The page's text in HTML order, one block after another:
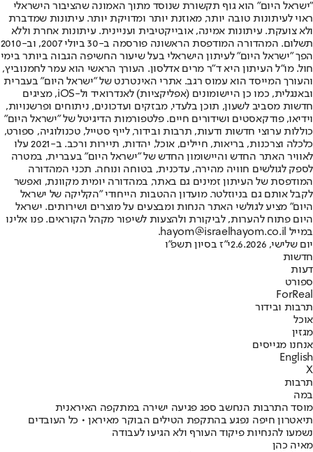
"ישראל היום" הוא גוף תקשורת שנוסד מתוך האמונה שהציבור הישראלי
ראוי לעיתונות טובה יותר, מאוזנת יותר ומדויקת יותר. עיתונות שמדברת
ולא צועקת. עיתונות אמינה, אובייקטיבית ועניינית. עיתונות אחרת וללא
תשלום. המהדורה המודפסת הראשונה פורסמה ב-30 ביולי 2007, וב-2010
הפך "ישראל היום" לעיתון הישראלי בעל שיעור החשיפה הגבוה ביותר בימי
חול. מו"ל העיתון היא ד"ר מרים אדלסון. העורך הראשי הוא עמר לחמנוביץ,
והעורך המייסד הוא עמוס רגב. אתרי האינטרנט של "ישראל היום" בעברית
ובאנגלית, כמו כן היישומונים (אפליקציות) לאנדרואיד ול-iOS, מציגים
חדשות מסביב לשעון, תוכן בלעדי, מבזקים ועדכונים, ניתוחים ופרשנויות,
וידיאו, פודקאסטים ושידורים חיים. פלטפורמות הדיגיטל של "ישראל היום"
כוללות ערוצי חדשות ודעות, תרבות ובידור, לייף סטייל, טכנולוגיה, ספורט,
כלכלה וצרכנות, בריאות, חיילים, אוכל, יהדות, תיירות ורכב. ב-2021 עלו
לאוויר האתר החדש והיישומון החדש של "ישראל היום" בעברית, במטרה
לספק לגולשים חוויה מהירה, עדכנית, בטוחה ונוחה. תכני המהדורה
המודפסת של העיתון זמינים גם באתר, במהדורה יומית מקוונת, ואפשר
לקבל אותם גם בניוזלטר. מועדון ההטבות הייחודי "הקליקה של ישראל
היום" מציע לגולשי האתר הנחות ומבצעים על מוצרים ושירותים. ישראל
היום פתוח להערות, לביקורת ולהצעות לשיפור מקהל הקוראים. פנו אלינו
במייל hayom@israelhayom.co.il.
יום שלישי, 2.6.2026
י"ז בסיון תשפ"ו
חדשות
דעות
ספורט
ForReal
תרבות ובידור
אוכל
מגזין
אנחנו מגייסים
English
X
תרבות
במה
מוסד התרבות הנחשב ספג פגיעה ישירה במתקפה האיראנית
תיאטרון חיפה נפגע בהתקפת הטילים הבוקר מאיראן • כל העובדים
נשמעו להנחיות פיקוד העורף ולא הגיעו לעבודה
מאיה כהן